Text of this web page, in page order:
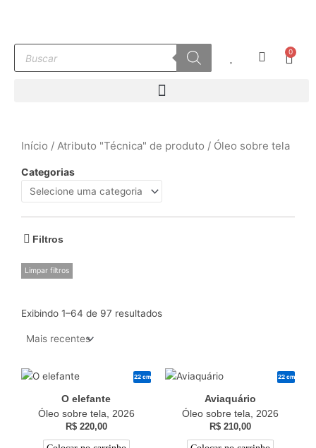
conteúdo
Pesquisar
produtos
0
Início / Atributo "Técnica" de produto / Óleo sobre tela
Categorias
Filtros
Limpar filtros
Exibindo 1–64 de 97 resultados
22 cm
O elefante
Óleo sobre tela, 2026
R$220,00
22 cm
Aviaquário
Óleo sobre tela, 2026
R$210,00